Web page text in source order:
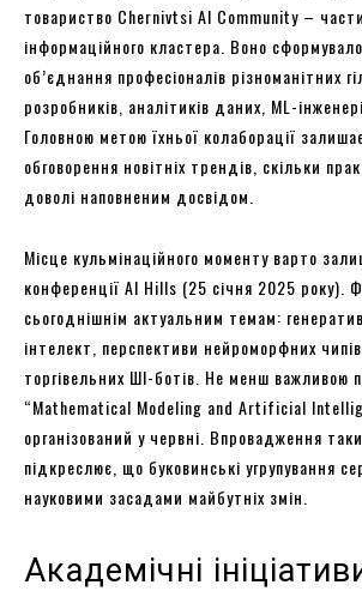
товариство Chernivtsi AI Community –
інформаційного кластера. Воно
об’єднання професіоналів різноманітних
розробників, аналітиків даних, ML-
Головною метою їхньої колаборації
обговорення новітніх трендів, скільки
доволі наповненим досвідом.
Місце кульмінаційного моменту варто
конференції AI Hills (25 січня 2025 року).
сьогоднішнім актуальним темам:
інтелект, перспективи нейроморфних
торгівельних ШІ-ботів. Не менш важливою
“Mathematical Modeling and Artificial
організований у червні. Впровадження
підкреслює, що буковинські угрупування
науковими засадами майбутніх змін.
Академічні